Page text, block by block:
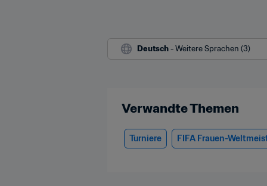
Deutsch - Weitere Sprachen (3)
Verwandte Themen
Turniere FIFA Frauen-